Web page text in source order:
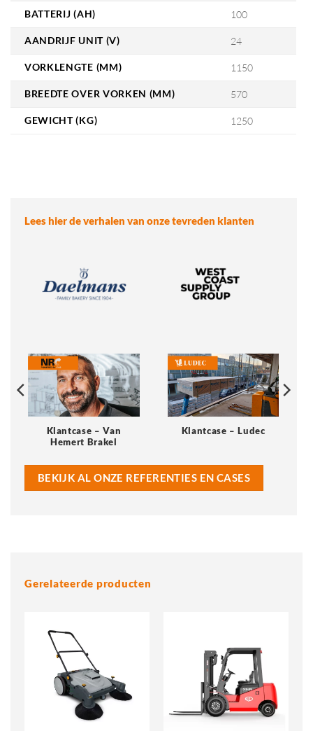
BATTERIJ (AH) 100
AANDRIJF UNIT (V) 24
VORKLENGTE (MM) 1150
BREEDTE OVER VORKEN (MM) 570
GEWICHT (KG) 1250
Lees hier de verhalen van onze tevreden klanten
Klantcase – Van
Hemert Brakel
Klantcase – Ludec
BEKIJK AL ONZE REFERENTIES EN CASES
Gerelateerde producten